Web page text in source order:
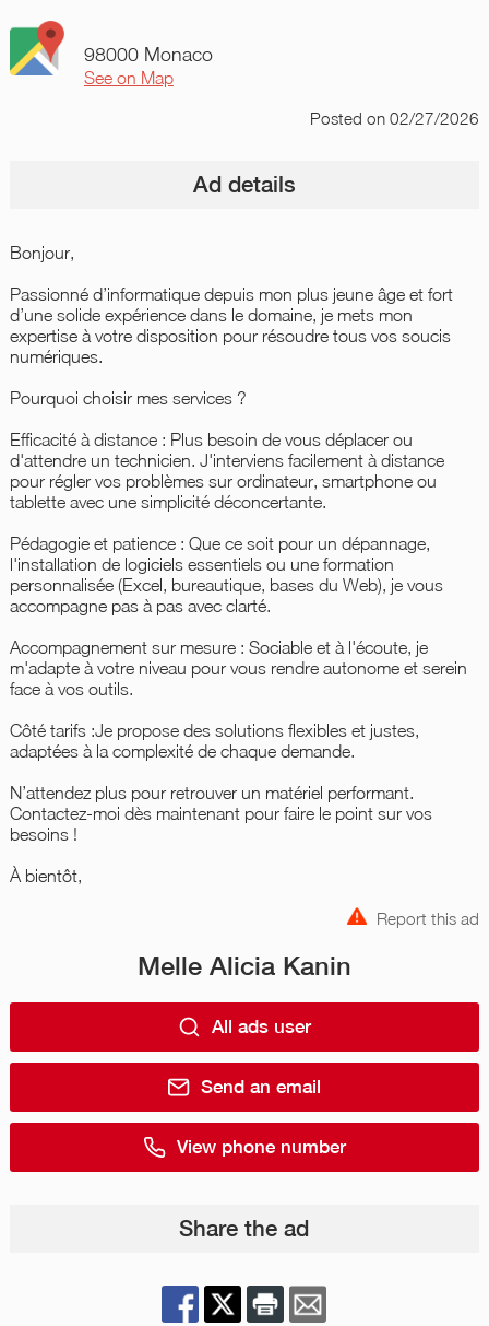
98000 Monaco
See on Map
Postedon 02/27/2026
Ad details
Bonjour,
Passionné d’informatique depuis mon plus jeune âge et fort
d’une solide expérience dans le domaine, je mets mon
expertise à votre disposition pour résoudre tous vos soucis
numériques.
Pourquoi choisir mes services ?
Efficacité à distance : Plus besoin de vous déplacer ou
d'attendre un technicien. J'interviens facilement à distance
pour régler vos problèmes sur ordinateur, smartphone ou
tablette avec une simplicité déconcertante.
Pédagogie et patience : Que ce soit pour un dépannage,
l'installation de logiciels essentiels ou une formation
personnalisée (Excel, bureautique, bases du Web), je vous
accompagne pas à pas avec clarté.
Accompagnement sur mesure : Sociable et à l'écoute, je
m'adapte à votre niveau pour vous rendre autonome et serein
face à vos outils.
Côté tarifs :Je propose des solutions flexibles et justes,
adaptées à la complexité de chaque demande.
N’attendez plus pour retrouver un matériel performant.
Contactez-moi dès maintenant pour faire le point sur vos
besoins !
À bientôt,
Report this ad
Melle Alicia Kanin
All ads user
Send an email
View phone number
Share the ad